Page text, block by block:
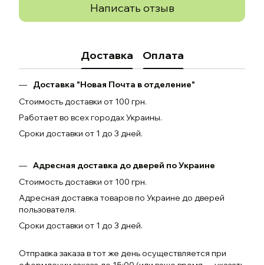
Написать отзыв
Доставка Оплата
Доставка "Новая Почта в отделение"
Стоимость доставки от 100 грн.
Работает во всех городах Украины.
Сроки доставки от 1 до 3 дней.
Адресная доставка до дверей по Украине
Стоимость доставки от 100 грн.
Адресная доставка товаров по Украине до дверей
пользователя.
Сроки доставки от 1 до 3 дней.
Отправка заказа в тот же день осуществляется при